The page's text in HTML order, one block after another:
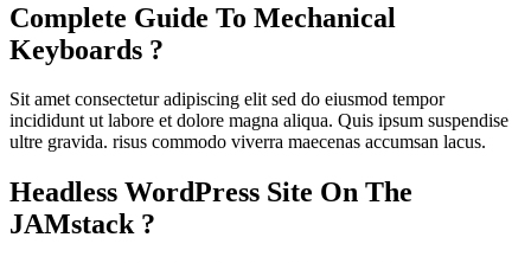
Complete Guide To Mechanical
Keyboards ?
Sit amet consectetur adipiscing elit sed do eiusmod tempor
incididunt ut labore et dolore magna aliqua. Quis ipsum suspendise
ultre gravida. risus commodo viverra maecenas accumsan lacus.
Headless WordPress Site On The
JAMstack ?